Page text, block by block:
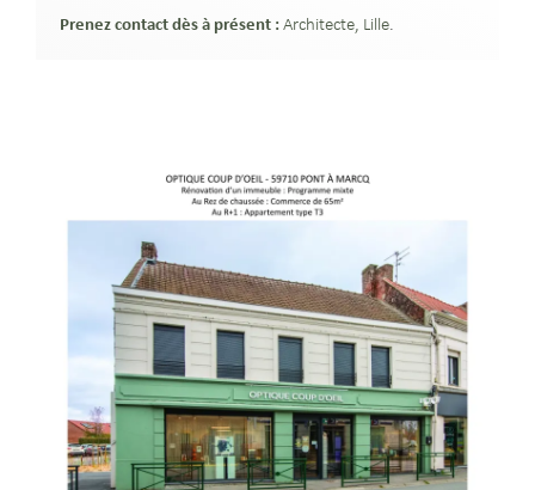
Prenez contact dès à présent :Architecte, Lille